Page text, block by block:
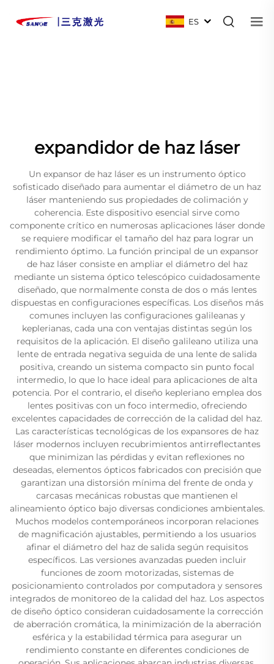
ES
expandidor de haz láser
Un expansor de haz láser es un instrumento óptico
sofisticado diseñado para aumentar el diámetro de un haz
láser manteniendo sus propiedades de colimación y
coherencia. Este dispositivo esencial sirve como
componente crítico en numerosas aplicaciones láser donde
se requiere modificar el tamaño del haz para lograr un
rendimiento óptimo. La función principal de un expansor
de haz láser consiste en ampliar el diámetro del haz
mediante un sistema óptico telescópico cuidadosamente
diseñado, que normalmente consta de dos o más lentes
dispuestas en configuraciones específicas. Los diseños más
comunes incluyen las configuraciones galileanas y
keplerianas, cada una con ventajas distintas según los
requisitos de la aplicación. El diseño galileano utiliza una
lente de entrada negativa seguida de una lente de salida
positiva, creando un sistema compacto sin punto focal
intermedio, lo que lo hace ideal para aplicaciones de alta
potencia. Por el contrario, el diseño kepleriano emplea dos
lentes positivas con un foco intermedio, ofreciendo
excelentes capacidades de corrección de la calidad del haz.
Las características tecnológicas de los expansores de haz
láser modernos incluyen recubrimientos antirreflectantes
que minimizan las pérdidas y evitan reflexiones no
deseadas, elementos ópticos fabricados con precisión que
garantizan una distorsión mínima del frente de onda y
carcasas mecánicas robustas que mantienen el
alineamiento óptico bajo diversas condiciones ambientales.
Muchos modelos contemporáneos incorporan relaciones
de magnificación ajustables, permitiendo a los usuarios
afinar el diámetro del haz de salida según requisitos
específicos. Las versiones avanzadas pueden incluir
funciones de zoom motorizadas, sistemas de
posicionamiento controlados por computadora y sensores
integrados de monitoreo de la calidad del haz. Los aspectos
de diseño óptico consideran cuidadosamente la corrección
de aberración cromática, la minimización de la aberración
esférica y la estabilidad térmica para asegurar un
rendimiento constante en diferentes condiciones de